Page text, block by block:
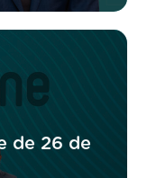
de 26 de